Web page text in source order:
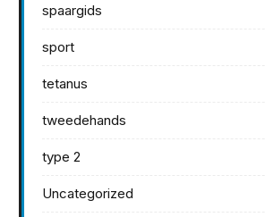
spaargids
sport
tetanus
tweedehands
type 2
Uncategorized